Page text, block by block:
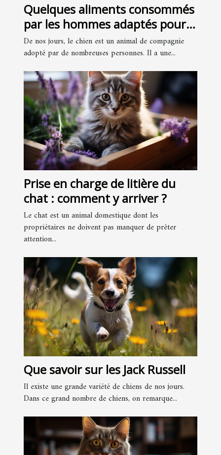
Quelques aliments consommés
par les hommes adaptés pour
les chiens
De nos jours, le chien est un animal de compagnie
adopté par de nombreuses personnes. Il a une...
Prise en charge de litière du
chat : comment y arriver ?
Le chat est un animal domestique dont les
propriétaires ne doivent pas manquer de prêter
attention...
Que savoir sur les Jack Russell
Il existe une grande variété de chiens de nos jours.
Dans ce grand nombre de chiens, on remarque...